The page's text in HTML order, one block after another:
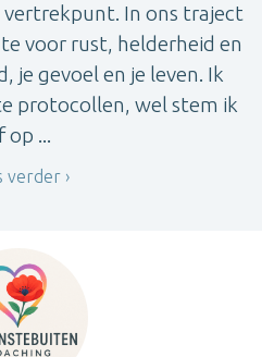
In ons traject
voor rust, helderheid en
je gevoel en je leven. Ik
protocollen, wel stem ik
op ...
verder